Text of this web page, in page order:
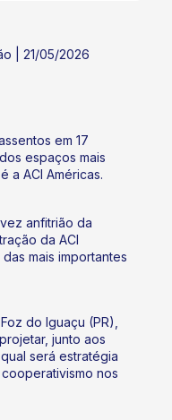
| 21/05/2026
em 17
espaços mais
a ACI Américas.
anfitrião da
da ACI
mais importantes
do Iguaçu (PR),
junto aos
será estratégia
nos